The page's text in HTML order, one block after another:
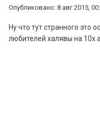
Опубликовано:8 авг 2015,
Ну что тут странного это
любителей халявы на 10х